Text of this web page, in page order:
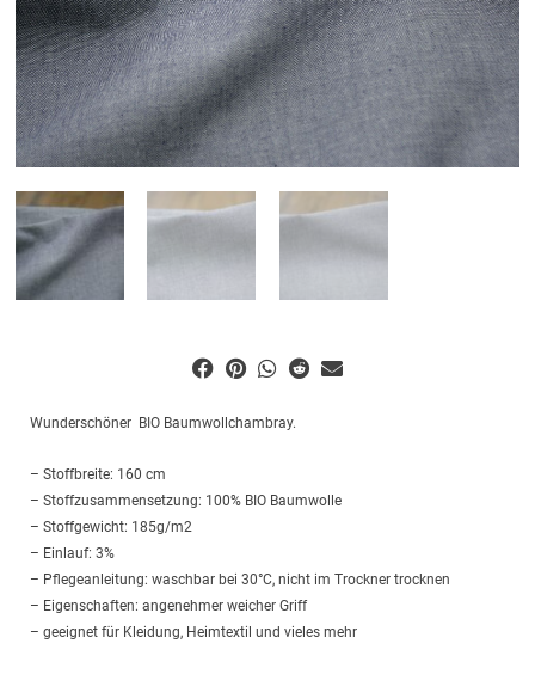
Wunderschöner BIO Baumwollchambray.
– Stoffbreite: 160 cm
– Stoffzusammensetzung: 100% BIO Baumwolle
– Stoffgewicht: 185g/m2
– Einlauf: 3%
– Pflegeanleitung: waschbar bei 30°C, nicht im Trockner trocknen
– Eigenschaften: angenehmer weicher Griff
– geeignet für Kleidung, Heimtextil und vieles mehr